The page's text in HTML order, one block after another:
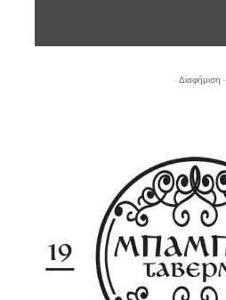
- Διαφήμιση -